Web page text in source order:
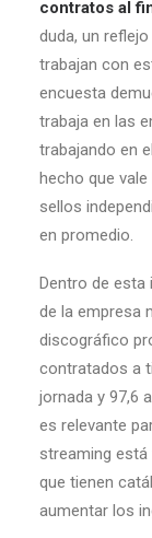
contratos al
duda, un
trabajan con
encuesta
trabaja en las
trabajando en
hecho que
sellos
en promedio.
Dentro de esta
de la empresa
discográfico
contratados a
jornada y 97,6
es relevante
streaming está
que tienen
aumentar los